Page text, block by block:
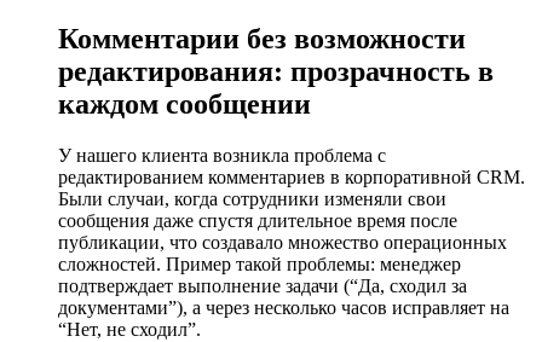
Комментарии без возможности
редактирования: прозрачность в
каждом сообщении
У нашего клиента возникла проблема с
редактированием комментариев в корпоративной CRM.
Были случаи, когда сотрудники изменяли свои
сообщения даже спустя длительное время после
публикации, что создавало множество операционных
сложностей. Пример такой проблемы: менеджер
подтверждает выполнение задачи (“Да, сходил за
документами”), а через несколько часов исправляет на
“Нет, не сходил”.